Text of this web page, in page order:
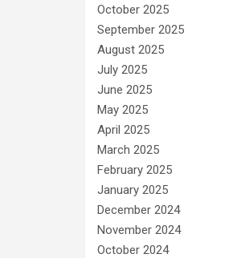
October 2025
September 2025
August 2025
July 2025
June 2025
May 2025
April 2025
March 2025
February 2025
January 2025
December 2024
November 2024
October 2024